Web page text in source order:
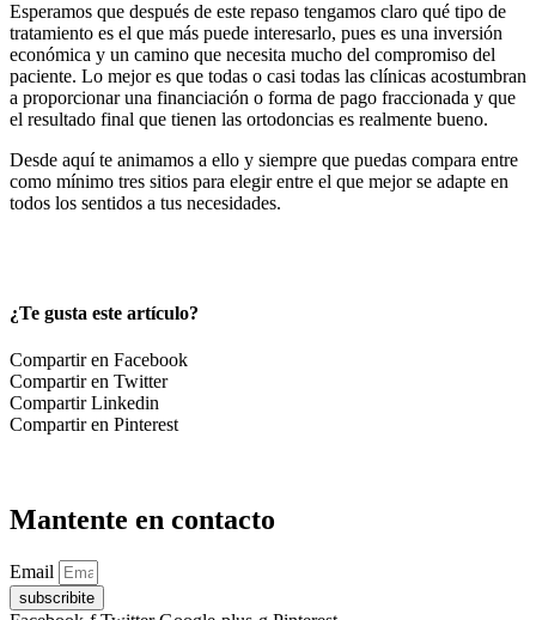
Esperamos que después de este repaso tengamos claro qué tipo de
tratamiento es el que más puede interesarlo, pues es una inversión
económica y un camino que necesita mucho del compromiso del
paciente. Lo mejor es que todas o casi todas las clínicas acostumbran
a proporcionar una financiación o forma de pago fraccionada y que
el resultado final que tienen las ortodoncias es realmente bueno.
Desde aquí te animamos a ello y siempre que puedas compara entre
como mínimo tres sitios para elegir entre el que mejor se adapte en
todos los sentidos a tus necesidades.
¿Te gusta este artículo?
Compartir en Facebook
Compartir en Twitter
Compartir Linkedin
Compartir en Pinterest
Mantente en contacto
Email
subscribite